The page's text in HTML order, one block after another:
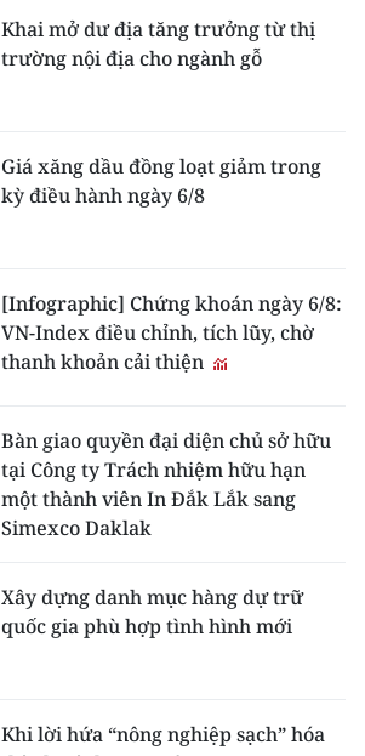
Khai mở dư địa tăng trưởng từ thị
trường nội địa cho ngành gỗ
Giá xăng dầu đồng loạt giảm trong
kỳ điều hành ngày 6/8
[Infographic] Chứng khoán ngày 6/8:
VN-Index điều chỉnh, tích lũy, chờ
thanh khoản cải thiện
Bàn giao quyền đại diện chủ sở hữu
tại Công ty Trách nhiệm hữu hạn
một thành viên In Đắk Lắk sang
Simexco Daklak
Xây dựng danh mục hàng dự trữ
quốc gia phù hợp tình hình mới
Khi lời hứa “nông nghiệp sạch” hóa